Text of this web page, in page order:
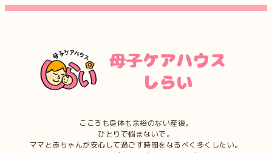
こころも身体も余裕のない産後。
ひとりで悩まないで。
ママと赤ちゃんが安心して過ごす時間をなるべく多くしたい。